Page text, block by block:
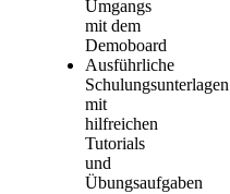
Umgangs
mit dem
Demoboard
Ausführliche
Schulungsunterlagen
mit
hilfreichen
Tutorials
und
Übungsaufgaben